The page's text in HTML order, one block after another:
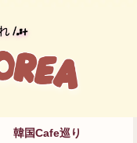
韓国Cafe巡り